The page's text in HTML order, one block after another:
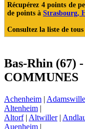
Récupérez 4 points de
de points à Strasbourg,
Consultez la liste de tous
Bas-Rhin (67)
COMMUNES
Achenheim |
Altenheim |
Altorf | Altwiller |
Auenheim |